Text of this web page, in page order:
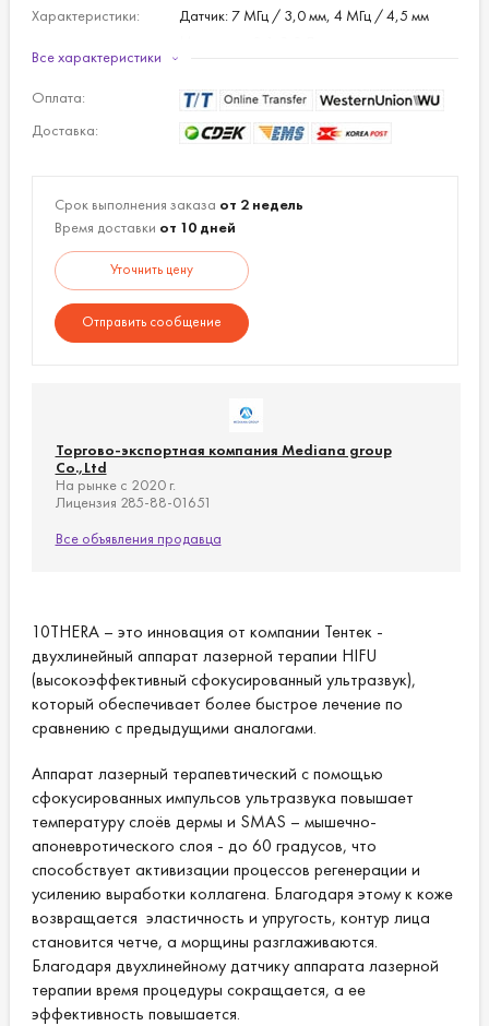
Характеристики:
Датчик: 7 МГц / 3,0 мм, 4 МГц / 4,5 мм
Интервал: 1,0-2,0 мм
Пользовательский интерфейс: 15-
дюймовый 24-битный сенсорный ЖК-
Технические характеристики: 100 - 230 В
переменного тока, 50/60 Гц
Габаритные размеры: 374 х 283 х 300 (мм)
Вес: 9 кг
Все характеристики
Оплата:
Доставка:
Срок выполнения заказа от 2 недель
Время доставки от 10 дней
Уточнить цену
Отправить сообщение
Торгово-экспортная компания Mediana group
Co.,Ltd
На рынке с 2020 г.
Лицензия 285-88-01651
Все объявления продавца
10THERA – это инновация от компании Тентек -
двухлинейный аппарат лазерной терапии HIFU
(высокоэффективный сфокусированный ультразвук),
который обеспечивает более быстрое лечение по
сравнению с предыдущими аналогами.
Аппарат лазерный терапевтический с помощью
сфокусированных импульсов ультразвука повышает
температуру слоёв дермы и SMAS – мышечно-
апоневротического слоя - до 60 градусов, что
способствует активизации процессов регенерации и
усилению выработки коллагена. Благодаря этому к коже
возвращается эластичность и упругость, контур лица
становится четче, а морщины разглаживаются.
Благодаря двухлинейному датчику аппарата лазерной
терапии время процедуры сокращается, а ее
эффективность повышается.